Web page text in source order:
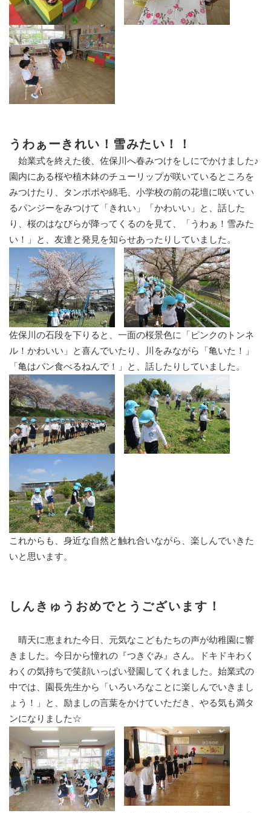
うわぁーきれい！雪みたい！！
始業式を終えた後、佐保川へ春みつけをしにでかけました♪
園内にある桜や植木鉢のチューリップが咲いているところを
みつけたり、タンポポや綿毛、小学校の前の花壇に咲いてい
るパンジーをみつけて「きれい」「かわいい」と、話した
り、桜のはなびらが降ってくるのを見て、「うわぁ！雪みた
い！」と、友達と発見を知らせあったりしていました。
佐保川の石段を下りると、一面の桜景色に「ピンクのトンネ
ル！かわいい」と喜んでいたり、川をみながら「亀いた！」
「亀はパン食べるねんで！」と、話したりしていました。
これからも、身近な自然と触れ合いながら、楽しんでいきた
いと思います。
しんきゅうおめでとうございます！
晴天に恵まれた今日、元気なこどもたちの声が幼稚園に響
きました。今日から憧れの『つきぐみ』さん。ドキドキわく
わくの気持ちで笑顔いっぱい登園してくれました。始業式の
中では、園長先生から「いろいろなことに楽しんでいきまし
ょう！」と、励ましの言葉をかけていただき、やる気も満タ
ンになりました☆